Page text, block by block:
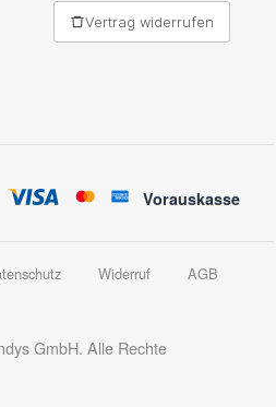
Vertrag widerrufen
GmbH. Alle Rechte
Widerruf AGB
Vorauskasse